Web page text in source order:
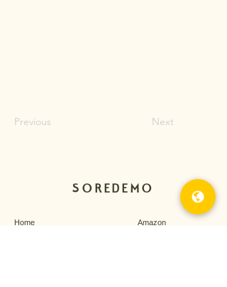
Previous Next
SOREDEMO
Home Amazon